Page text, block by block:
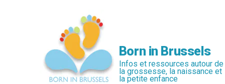
Born in Brussels
Infos et ressources autour de
la grossesse, la naissance et
la petite enfance